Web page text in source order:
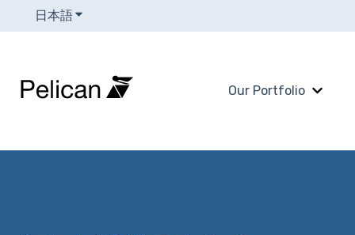
日本語翻訳のサブメニューを表示
Our Portfolio
Our